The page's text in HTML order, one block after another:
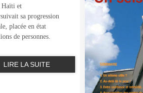
Haïti et
sa progression
placée en état
de personnes.
LIRE LA SUITE